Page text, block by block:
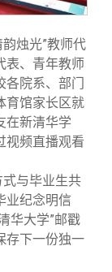
烛光”教师代
表、青年教师
院系、部门
育馆家长区就
在新清华学
视频直播观看
与毕业生共
业纪念明信
华大学”邮戳
存下一份独一